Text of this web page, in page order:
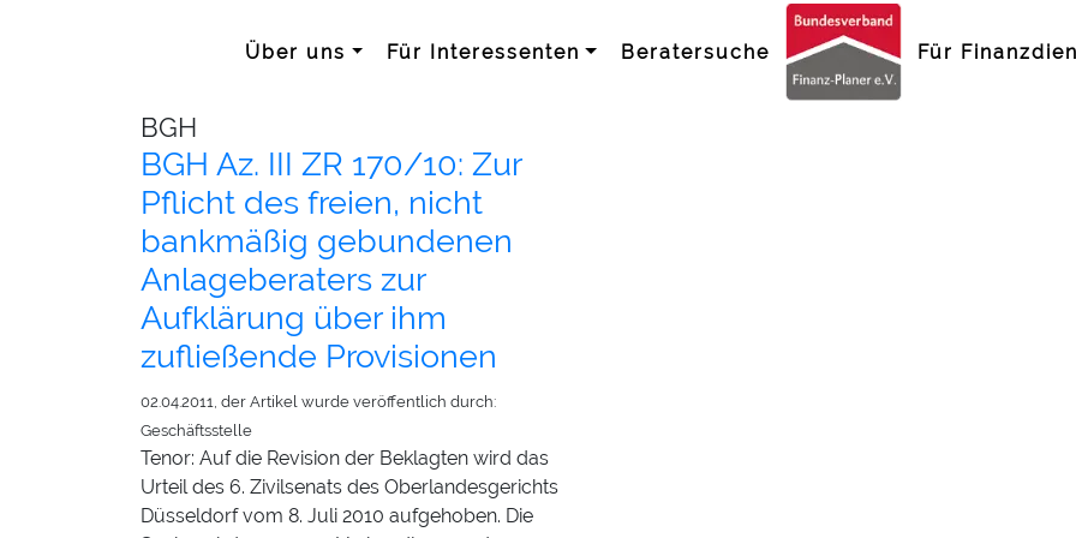
Über uns Für Interessenten Beratersuche Für
BGH
BGH Az. III ZR 170/10: Zur
Pflicht des freien, nicht
bankmäßig gebundenen
Anlageberaters zur
Aufklärung über ihm
zufließende Provisionen
02.04.2011, der Artikel wurde veröffentlich durch:
Geschäftsstelle
Tenor: Auf die Revision der Beklagten wird das
Urteil des 6. Zivilsenats des Oberlandesgerichts
Düsseldorf vom 8. Juli 2010 aufgehoben. Die